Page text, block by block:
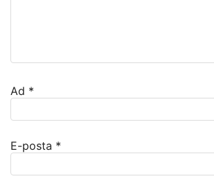
Ad *
E-posta *